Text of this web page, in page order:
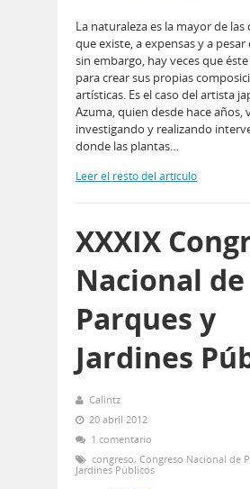
La naturaleza es la mayor de
que existe, a expensas y a
sin embargo, hay veces que
para crear sus propias
artísticas. Es el caso del artista
Azuma, quien desde hace años,
investigando y realizando
donde las plantas…
Leer el resto del artículo
XXXIX
Nacional de
Parques y
Jardines
Calintz
20 abril 2012
1 comentario
congreso, Congreso Nacional de
Jardines Públicos